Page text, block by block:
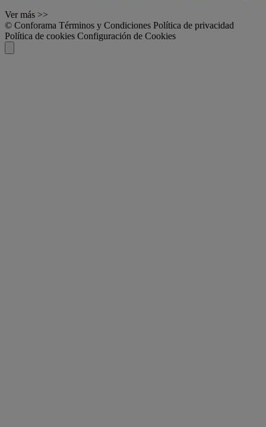
Ver más >>
© Conforama Términos y Condiciones Política de privacidad
Política de cookies Configuración de Cookies